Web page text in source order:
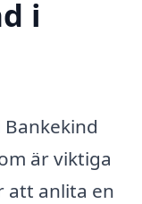
i
är viktiga
att anlita en